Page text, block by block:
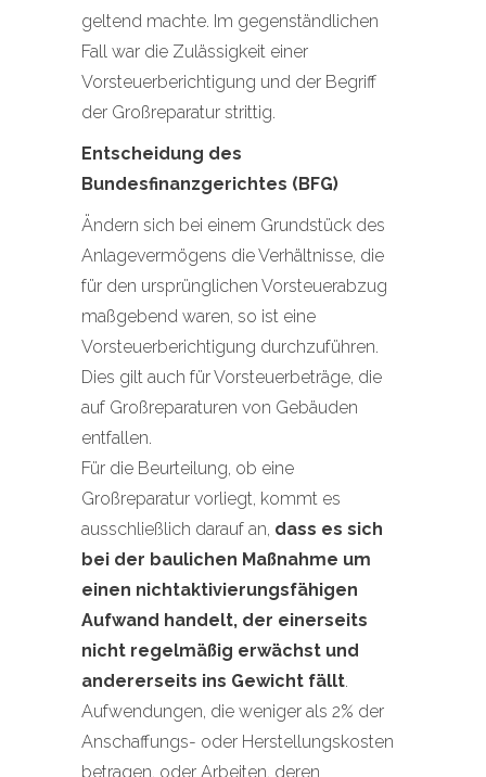
geltend machte. Im gegenständlichen
Fall war die Zulässigkeit einer
Vorsteuerberichtigung und der Begriff
der Großreparatur strittig.
Entscheidung des
Bundesfinanzgerichtes (BFG)
Ändern sich bei einem Grundstück des
Anlagevermögens die Verhältnisse, die
für den ursprünglichen Vorsteuerabzug
maßgebend waren, so ist eine
Vorsteuerberichtigung durchzuführen.
Dies gilt auch für Vorsteuerbeträge, die
auf Großreparaturen von Gebäuden
entfallen.
Für die Beurteilung, ob eine
Großreparatur vorliegt, kommt es
ausschließlich darauf an, dass es sich
bei der baulichen Maßnahme um
einen nichtaktivierungsfähigen
Aufwand handelt, der einerseits
nicht regelmäßig erwächst und
andererseits ins Gewicht fällt.
Aufwendungen, die weniger als 2% der
Anschaffungs- oder Herstellungskosten
betragen, oder Arbeiten, deren